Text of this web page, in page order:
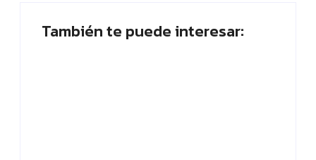
También te puede interesar: